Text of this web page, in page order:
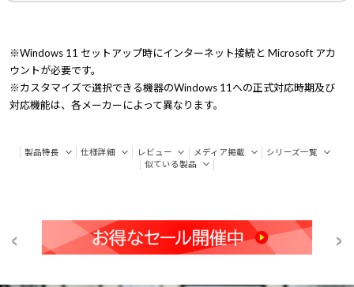
※Windows 11 セットアップ時にインターネット接続と Microsoft アカ
ウントが必要です。
※カスタマイズで選択できる機器のWindows 11への正式対応時期及び
対応機能は、各メーカーによって異なります。
製品特長 仕様詳細 レビュー メディア掲載
シリーズ一覧
似ている製品